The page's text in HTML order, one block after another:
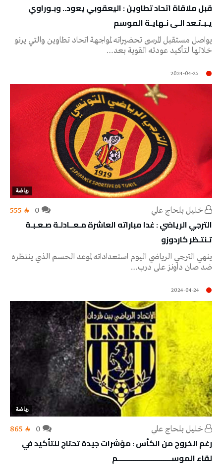
قبل ملاقاة اتحاد تطاوين : اليعقوبي يعود.. وبـوراوي
يـبـتـعد الـى نـهايـة الموسم
يواصل مستقبل المرسى تحضيراته لمواجهة اتحاد تطاوين والتي يرنو
خلالها لتأكيد عودته القوية بعد…
2024-04-25
رياضة
خليل‭ ‬بلحاج‭ ‬علي 555
الترجي الرياضي : غدا مباراته العاشرة مـعــادلـة صـعـبـة
تـنتـظر كاردوزو
ينهي الترجي الرياضي اليوم استعداداته لموعد الحسم الذي ينتظره
ضد صان داونز على درب…
2024-04-24
رياضة
خليل‭ ‬بلحاج‭ ‬علي 865
رغم الخروج من الكأس : مؤشرات جيدة تحتاج للتأكيد في
لقاء الموســـــــــــــــــــــــــــم